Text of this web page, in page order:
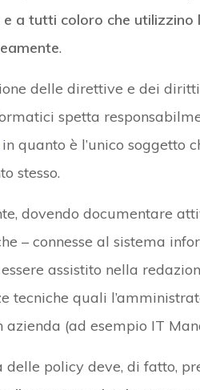
a tutti coloro che utilizzino
.
delle direttive e dei
spetta
quanto è l’unico soggetto
stesso.
dovendo documentare
– connesse al sistema
assistito nella
tecniche quali
azienda (ad esempio IT
delle policy deve, di fatto,